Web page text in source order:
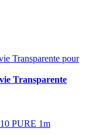
Transparente